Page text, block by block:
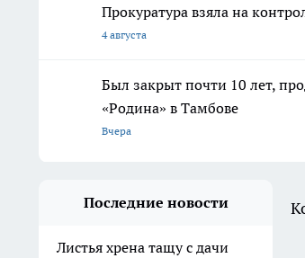
Прокуратура взяла на
4 августа
Был закрыт почти 10 лет,
«Родина» в Тамбове
Вчера
Последние новости
Листья хрена тащу с дачи